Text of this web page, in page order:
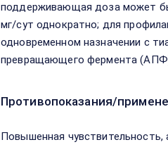
поддерживающая доза может
мг/сут однократно; для
одновременном назначении с
превращающего фермента
Противопоказания/
Повышенная чувствительность,